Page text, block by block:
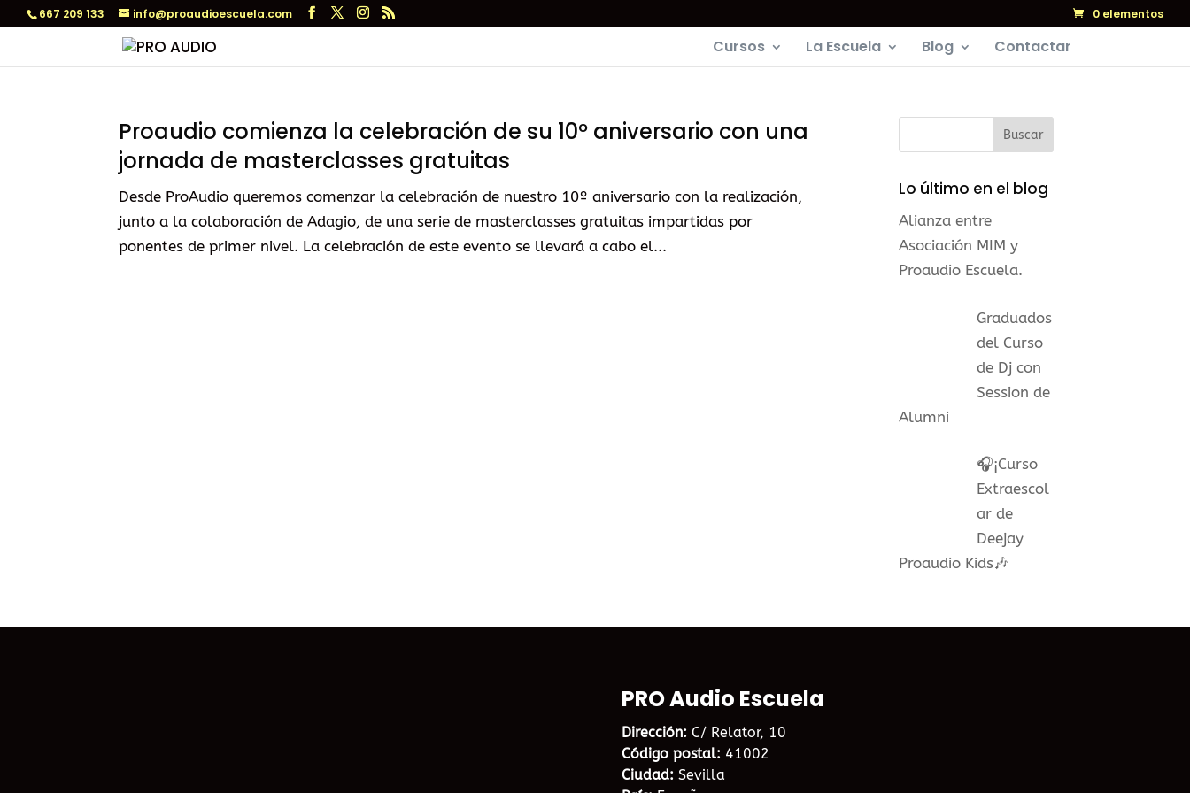
667 209 133 info@proaudioescuela.com 0 elementos
Cursos La Escuela Blog Contactar
Proaudio comienza la celebración de su 10º aniversario con una
jornada de masterclasses gratuitas
Desde ProAudio queremos comenzar la celebración de nuestro 10º aniversario con la realización,
junto a la colaboración de Adagio, de una serie de masterclasses gratuitas impartidas por
ponentes de primer nivel. La celebración de este evento se llevará a cabo el...
Lo último en el blog
Alianza entre
Asociación MIM y
Proaudio Escuela.
Graduados
del Curso
de Dj con
Session de
Alumni
🎧¡Curso
Extraescol
ar de
Deejay
Proaudio Kids🎶
PRO Audio Escuela
Dirección: C/ Relator, 10
Código postal: 41002
Ciudad: Sevilla